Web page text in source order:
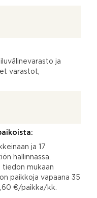
ja
varastot,
ja 17
hallinnassa.
tiedon mukaan
paikkoja vapaana 35
€/paikka/kk.